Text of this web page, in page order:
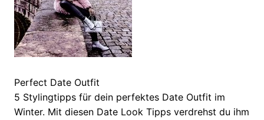
Perfect Date Outfit
5 Stylingtipps für dein perfektes Date Outfit im
Winter. Mit diesen Date Look Tipps verdrehst du ihm